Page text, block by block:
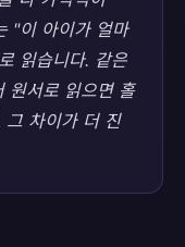
"이 아이가 얼마
읽습니다. 같은
원서로 읽으면 홀
그 차이가 더 진